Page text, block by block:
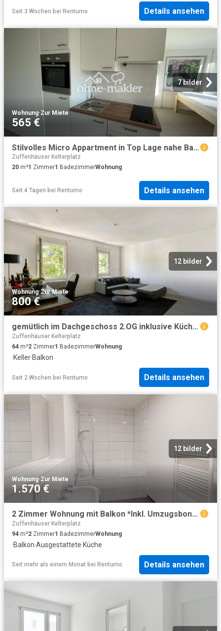
Seit 3 Wochen bei Rentumo Details ansehen
7 bilder
Wohnung·Zur Miete
565 €
Stilvolles Micro Appartment in Top Lage nahe Bahnhof Feuerbach + 4
Zuffenhäuser Kelterplatz
20 m²1 Zimmer1 BadezimmerWohnung
Seit 4 Tagen bei Rentumo Details ansehen
12 bilder
Wohnung·Zur Miete
800 €
gemütlich im Dachgeschoss 2.OG inklusive Küchenmöbel E Geräte & Möbel Übernahme v. Vormieter möglich
Zuffenhäuser Kelterplatz
64 m²2 Zimmer1 BadezimmerWohnung
·Keller·Balkon
Seit 2 Wochen bei Rentumo Details ansehen
12 bilder
Wohnung·Zur Miete
1.570 €
2 Zimmer Wohnung mit Balkon *Inkl. Umzugsbonus
Zuffenhäuser Kelterplatz
94 m²2 Zimmer1 BadezimmerWohnung
·Balkon·Ausgestattete Küche
Seit mehr als einem Monat bei Rentumo Details ansehen